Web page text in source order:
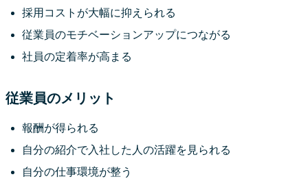
採用コストが大幅に抑えられる
従業員のモチベーションアップにつながる
社員の定着率が高まる
従業員のメリット
報酬が得られる
自分の紹介で入社した人の活躍を見られる
自分の仕事環境が整う